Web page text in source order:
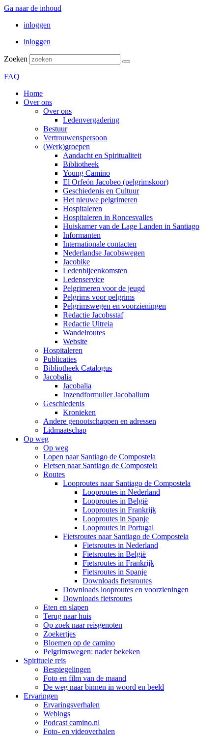
Ga naar de inhoud
inloggen
inloggen
Zoeken
FAQ
Home
Over ons
Over ons
Ledenvergadering
Bestuur
Vertrouwenspersoon
(Werk)groepen
Aandacht en Spiritualiteit
Bibliotheek
Young Camino
El Orfeón Jacobeo (pelgrimskoor)
Geschiedenis en Cultuur
Het nieuwe pelgrimeren
Hospitaleren
Hospitaleren in Roncesvalles
Huiskamer van de Lage Landen in Santiago
Informanten
Internationale contacten
Nederlandse Jacobswegen
Jacobike
Ledenbijeenkomsten
Ledenservice
Pelgrimeren voor de jeugd
Pelgrims voor pelgrims
Pelgrimswegen en voorzieningen
Redactie Jacobsstaf
Redactie Ultreia
Wandelroutes
Website
Hospitaleren
Publicaties
Bibliotheek Catalogus
Jacobalia
Jacobalia
Inzendformulier Jacobalium
Geschiedenis
Kronieken
Andere genootschappen en adressen
Lidmaatschap
Op weg
Op weg
Lopen naar Santiago de Compostela
Fietsen naar Santiago de Compostela
Routes
Looproutes naar Santiago de Compostela
Looproutes in Nederland
Looproutes in België
Looproutes in Frankrijk
Looproutes in Spanje
Looproutes in Portugal
Fietsroutes naar Santiago de Compostela
Fietsroutes in Nederland
Fietsroutes in België
Fietsroutes in Frankrijk
Fietsroutes in Spanje
Downloads fietsroutes
Downloads looproutes en voorzieningen
Downloads fietsroutes
Eten en slapen
Terug naar huis
Op zoek naar reisgenoten
Zoekertjes
Bloemen op de camino
Pelgrimswegen: nader bekeken
Spirituele reis
Bespiegelingen
Foto en film van de maand
De weg naar binnen in woord en beeld
Ervaringen
Ervaringsverhalen
Weblogs
Podcast camino.nl
Foto- en videoverhalen